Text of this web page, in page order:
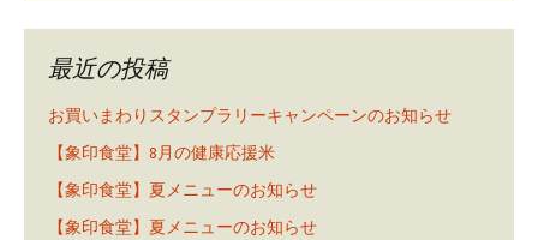
最近の投稿
お買いまわりスタンプラリーキャンペーンのお知らせ
【象印食堂】8月の健康応援米
【象印食堂】夏メニューのお知らせ
【象印食堂】夏メニューのお知らせ